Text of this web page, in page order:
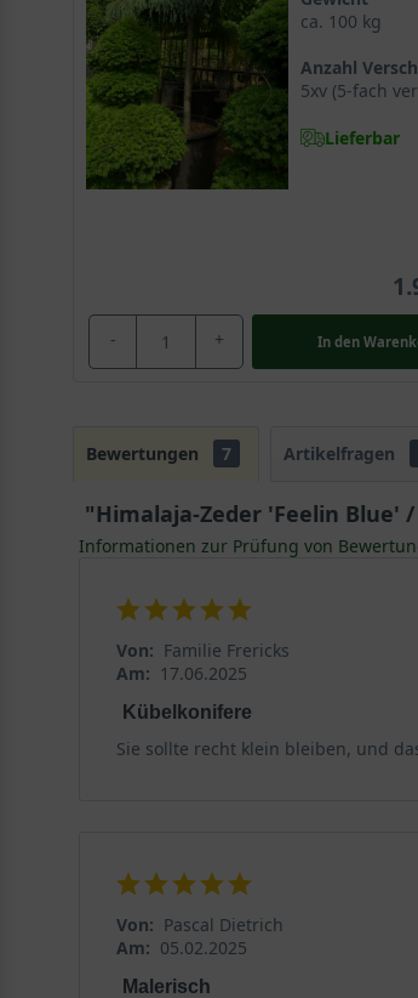
ca. 100 kg
Anzahl
5xv (5-fach
Lieferbar
- + In den
Bewertungen 7 Artikelfragen
"Himalaja-Zeder 'Feelin Blue'
Informationen zur Prüfung von
Von: Familie Frericks
Am: 17.06.2025
Kübelkonifere
Sie sollte recht klein bleiben, und
Von: Pascal Dietrich
Am: 05.02.2025
Malerisch